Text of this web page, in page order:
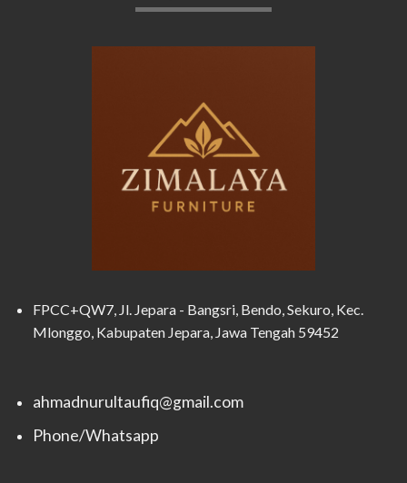
FPCC+QW7, Jl. Jepara - Bangsri, Bendo, Sekuro, Kec.
Mlonggo, Kabupaten Jepara, Jawa Tengah 59452
ahmadnurultaufiq@gmail.com
Phone/Whatsapp